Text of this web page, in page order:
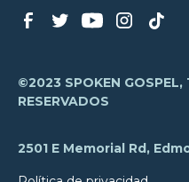
©2023 SPOKEN GOSPEL,
RESERVADOS
2501 E Memorial Rd,